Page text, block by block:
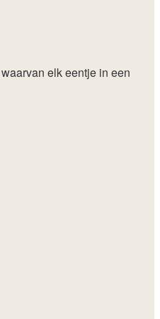
elk eentje in een